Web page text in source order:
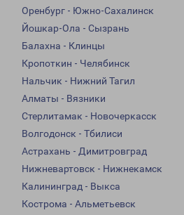
Оренбург - Южно-Сахалинск
Йошкар-Ола - Сызрань
Балахна - Клинцы
Кропоткин - Челябинск
Нальчик - Нижний Тагил
Алматы - Вязники
Стерлитамак - Новочеркасск
Волгодонск - Тбилиси
Астрахань - Димитровград
Нижневартовск - Нижнекамск
Калининград - Выкса
Кострома - Альметьевск